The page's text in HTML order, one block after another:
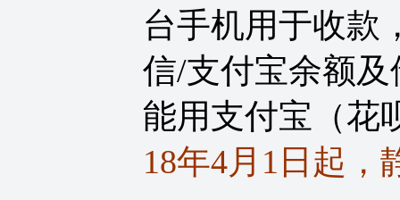
台手机用于收款
信/支付宝余额
能用支付宝（花
18年4月1日起，